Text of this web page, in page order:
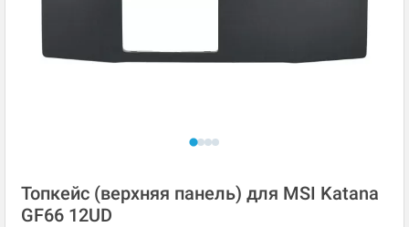
Топкейс (верхняя панель) для MSI Katana
GF66 12UD